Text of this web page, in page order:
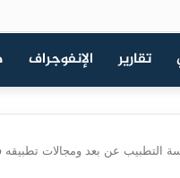
تقارير الإنفوجراف
عن بعد ومجالات تطبيقه